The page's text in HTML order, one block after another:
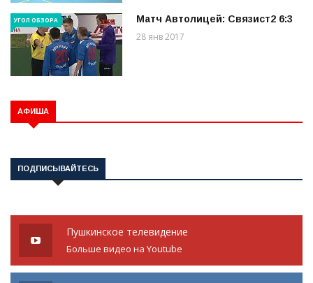
УГОЛ ОБЗОРА Матч Автолицей: Связист2 6:3
28 янв 2017
АФИША
ПОДПИСЫВАЙТЕСЬ
Пушкинское телевидение
Больше видео на Youtube